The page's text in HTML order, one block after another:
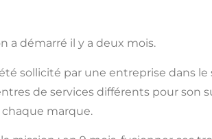
a démarré il y a deux mois.
sollicité par une entreprise dans
de services différents pour son
marque.